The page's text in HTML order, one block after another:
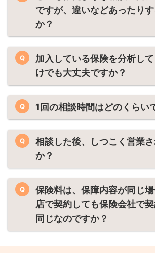
ですが、違いなどあったり
か？
Q
加入している保険を分析し
けでも大丈夫ですか？
Q 1回の相談時間はどのくらい
Q
相談した後、しつこく営業
か？
Q
保険料は、保障内容が同じ
店で契約しても保険会社で
同じなのですか？